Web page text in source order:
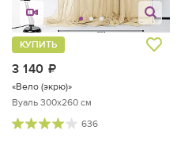
3 140
КУПИТЬ
«Вело (экрю)»
Вуаль 300х260 см
636